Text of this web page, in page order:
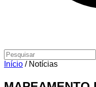
Início / Notícias